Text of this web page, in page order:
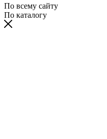
По всему сайту
По каталогу